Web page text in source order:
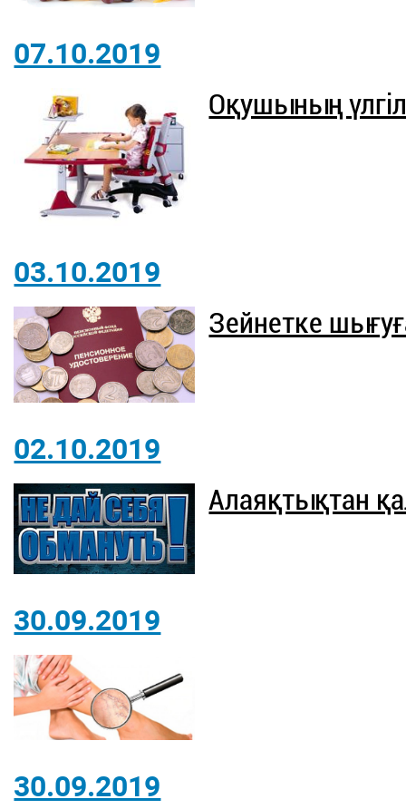
07.10.2019
Оқушының
03.10.2019
Зейнетке
02.10.2019
Алаяқтықтан
30.09.2019
30.09.2019